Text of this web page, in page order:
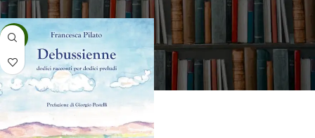
-5%